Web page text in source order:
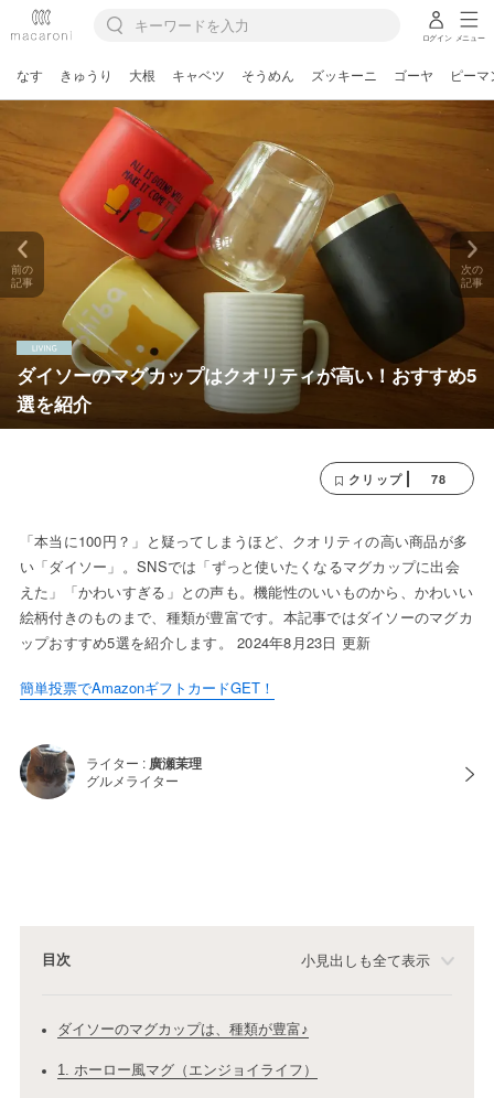
ログイン メニュー
なす きゅうり 大根 キャベツ そうめん ズッキーニ ゴーヤ ピーマ
ダイソーのマグカップはクオリティが高い！おすすめ5
選を紹介
前の
記事
次の
記事
クリップ 78
「本当に100円？」と疑ってしまうほど、クオリティの高い商品が多
い「ダイソー」。SNSでは「ずっと使いたくなるマグカップに出会
えた」「かわいすぎる」との声も。機能性のいいものから、かわいい
絵柄付きのものまで、種類が豊富です。本記事ではダイソーのマグカ
ップおすすめ5選を紹介します。 2024年8月23日 更新
簡単投票でAmazonギフトカードGET！
ライター : 廣瀬茉理
グルメライター
目次 小見出しも全て表示
ダイソーのマグカップは、種類が豊富♪
1. ホーロー風マグ（エンジョイライフ）